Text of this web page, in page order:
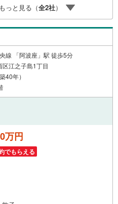
もございますので、小さなお子様
お気軽にご来場ください！【営業
ん。火曜日・水曜日も営業してお
っと見る（全2社）
線 「阿波座」駅 徒歩5分
区江之子島1丁目
40年）
万円
でもらえる